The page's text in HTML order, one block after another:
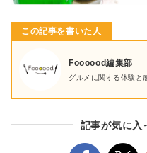
この記事を書いた人
Foooood編集部
グルメに関する体験と
記事が気に入